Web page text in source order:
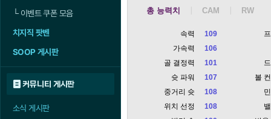
└이벤트 쿠폰 모음
치지직 팟벤
SOOP 게시판
커뮤니티 게시판
소식 게시판
총 능력치
속력
109
가속력
106
골 결정력
101
슛 파워
107
중거리 슛
108
위치 선정
108
볼